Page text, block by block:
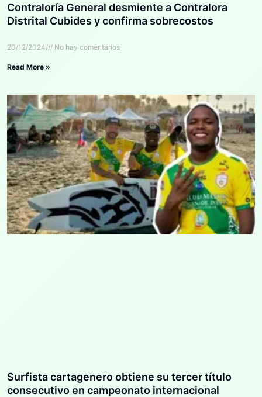
Contraloría General desmiente a Contralora
Distrital Cubides y confirma sobrecostos
20/12/2024 No hay comentarios
Read More »
Surfista cartagenero obtiene su tercer título
consecutivo en campeonato internacional